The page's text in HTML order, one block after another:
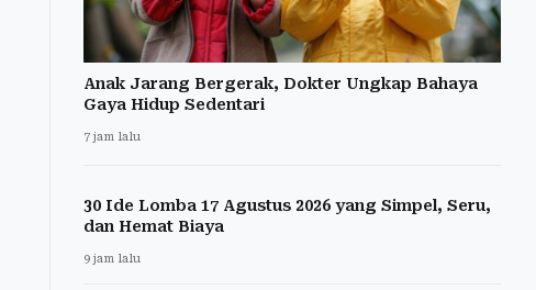
Anak Jarang Bergerak, Dokter Ungkap Bahaya
Gaya Hidup Sedentari
7 jam lalu
30 Ide Lomba 17 Agustus 2026 yang Simpel, Seru,
dan Hemat Biaya
9 jam lalu